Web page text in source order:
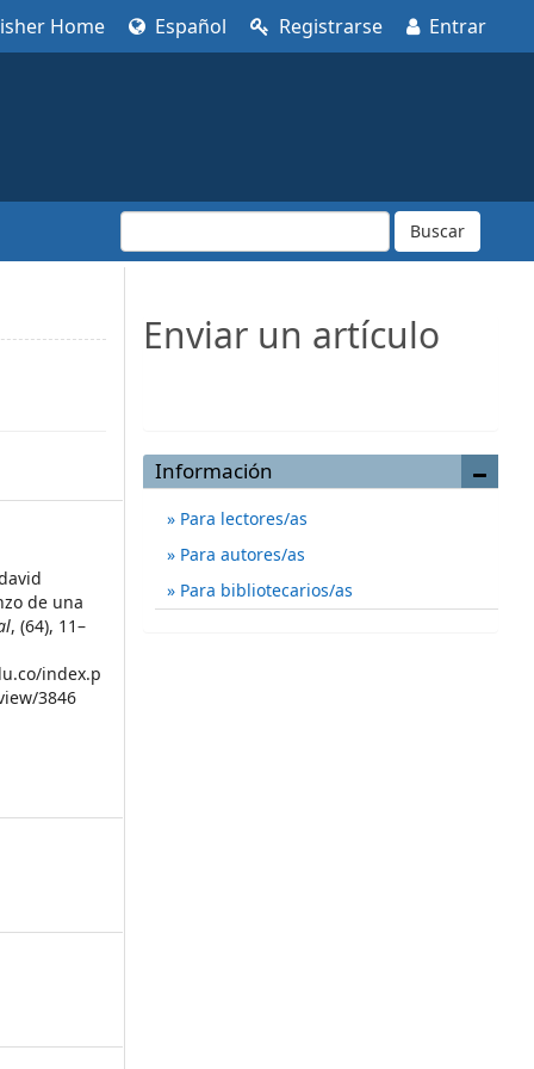
Home Español Registrarse Entrar
Buscar
de una
, (64), 11–
index.p
3846
Enviar un artículo
Información
Para lectores/as
Para autores/as
Para bibliotecarios/as